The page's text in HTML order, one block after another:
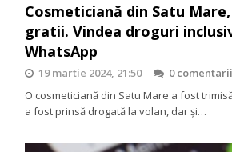
Cosmeticiană din Satu
gratii. Vindea droguri
WhatsApp
19 martie 2024, 21:50
0 comentarii
O cosmeticiană din Satu Mare a fost
a fost prinsă drogată la volan, dar și…